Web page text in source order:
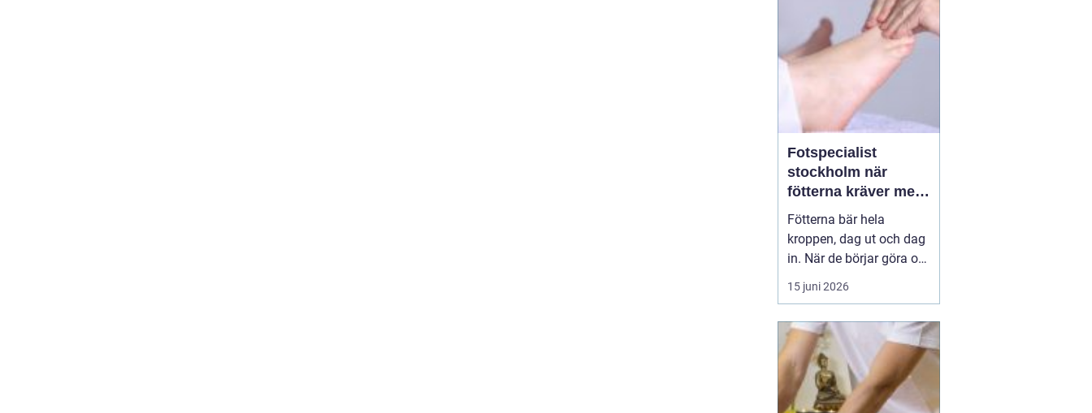
sjukgymnast kan då
göra stor skillnad.
Genom n...
Fotspecialist
stockholm när
fötterna kräver mer
än vanliga sulor
Fötterna bär hela
kroppen, dag ut och dag
in. När de börjar göra ont
påverkas mer än bara
stegen sömn, träning,
lidande. Många försöker
länge med egenvård,
inlägg från sportbutiken
eller vila, men
15 juni 2026